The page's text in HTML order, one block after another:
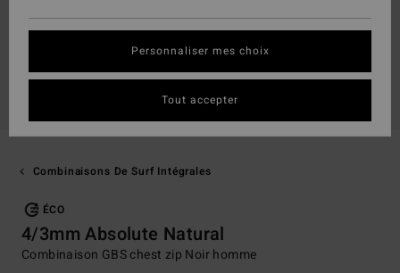
Combinaisons De Surf Intégrales
ÉCO
4/3mm Absolute Natural
Combinaison GBS chest zip Noir homme
Personnaliser mes choix
Tout accepter